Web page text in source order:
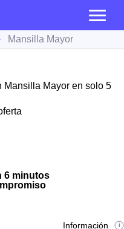
Mansilla Mayor
Mansilla Mayor en solo 5
6 minutos
Información